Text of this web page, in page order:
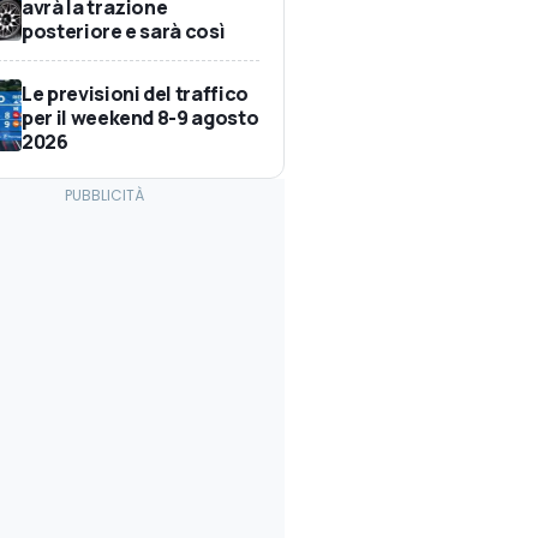
avrà la trazione
posteriore e sarà così
Le previsioni del traffico
per il weekend 8-9 agosto
2026